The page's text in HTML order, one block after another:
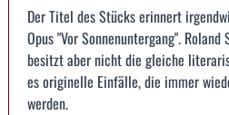
Der Titel des Stücks erinnert
Opus "Vor Sonnenuntergang".
besitzt aber nicht die gleiche
es originelle Einfälle, die immer
werden.